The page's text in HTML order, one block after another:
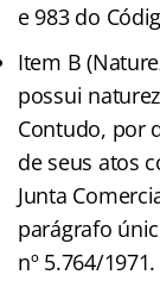
e 983 do
Item B
possui
Contudo, por
de seus atos
Junta
parágrafo
nº 5.764/1971.